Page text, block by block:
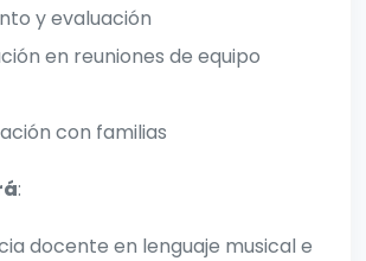
y evaluación
en reuniones de equipo
con familias
:
docente en lenguaje musical e